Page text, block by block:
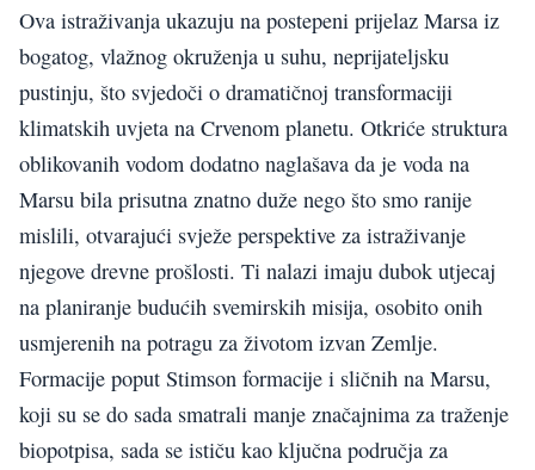
Ova istraživanja ukazuju na postepeni prijelaz Marsa iz
bogatog, vlažnog okruženja u suhu, neprijateljsku
pustinju, što svjedoči o dramatičnoj transformaciji
klimatskih uvjeta na Crvenom planetu. Otkriće struktura
oblikovanih vodom dodatno naglašava da je voda na
Marsu bila prisutna znatno duže nego što smo ranije
mislili, otvarajući svježe perspektive za istraživanje
njegove drevne prošlosti. Ti nalazi imaju dubok utjecaj
na planiranje budućih svemirskih misija, osobito onih
usmjerenih na potragu za životom izvan Zemlje.
Formacije poput Stimson formacije i sličnih na Marsu,
koji su se do sada smatrali manje značajnima za traženje
biopotpisa, sada se ističu kao ključna područja za